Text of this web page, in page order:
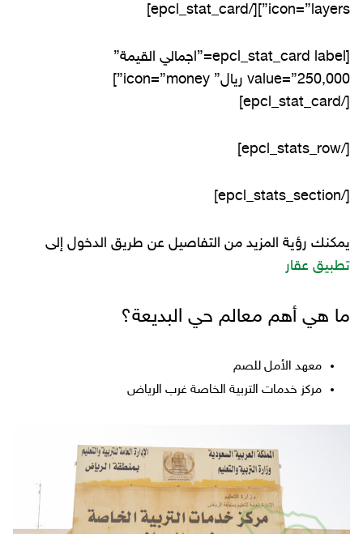
icon=”layers”][/epcl_stat_card]
[epcl_stat_card label=”اجمالي القيمة”
value=”250,000 ريال” icon=”money”]
[/epcl_stat_card]
[/epcl_stats_row]
[/epcl_stats_section]
يمكنك رؤية المزيد من التفاصيل عن طريق الدخول إلى
تطبيق عقار
ما هي أهم معالم حي البديعة؟
معهد الأمل للصم
مركز خدمات التربية الخاصة غرب الرياض